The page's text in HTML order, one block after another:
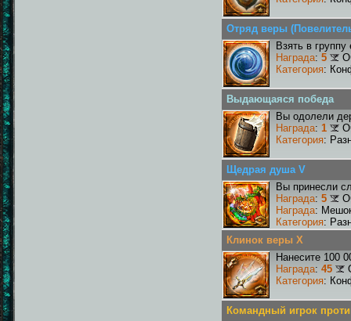
Отряд веры
Взять в
Награда: 5
Категория:
Выдающаяся победа
Вы одолели
Награда: 1
Категория:
Щедрая душа V
Вы принесли
Награда: 5
Награда:
Категория:
Клинок веры X
Нанесите 100
Награда: 45
Категория:
Командный игрок